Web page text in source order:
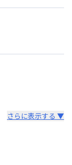
さらに表示する ▼